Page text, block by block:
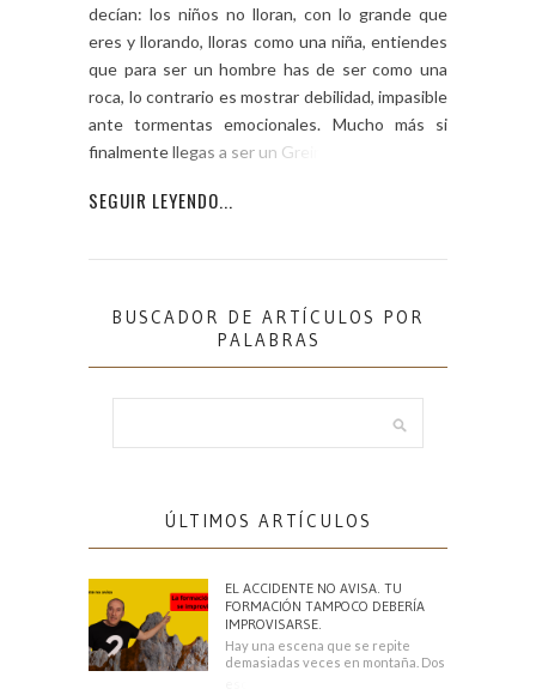
decían: los niños no lloran, con lo grande que
eres y llorando, lloras como una niña, entiendes
que para ser un hombre has de ser como una
roca, lo contrario es mostrar debilidad, impasible
ante tormentas emocionales. Mucho más si
finalmente llegas a ser un Greiman. […]
SEGUIR LEYENDO...
BUSCADOR DE ARTÍCULOS POR
PALABRAS
ÚLTIMOS ARTÍCULOS
EL ACCIDENTE NO AVISA. TU
FORMACIÓN TAMPOCO DEBERÍA
IMPROVISARSE.
Hay una escena que se repite
demasiadas veces en montaña. Dos